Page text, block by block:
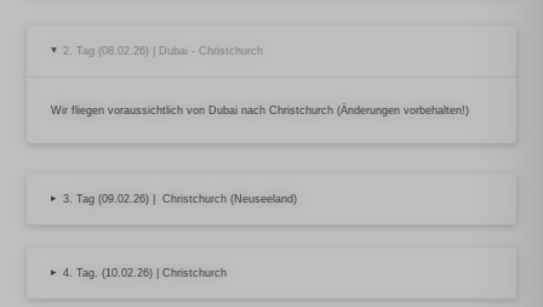
▸ 2. Tag (08.02.26) | Dubai - Christchurch
Wir fliegen voraussichtlich von Dubai nach Christchurch (Änderungen vorbehalten!)
▸ 3. Tag (09.02.26) | Christchurch (Neuseeland)
▸ 4. Tag. (10.02.26) | Christchurch